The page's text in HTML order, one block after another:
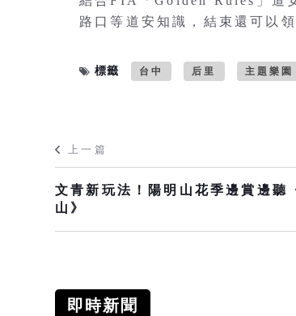
路口等道安知識，結束還可以
標籤 台中 后里 主題樂園
上一篇
文青新玩法！陽明山花季邊賞邊聽
山》
即時新聞